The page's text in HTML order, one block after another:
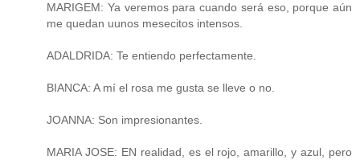
MARIGEM: Ya veremos para cuando será eso, porque aún
me quedan uunos mesecitos intensos.
ADALDRIDA: Te entiendo perfectamente.
BIANCA: A mí el rosa me gusta se lleve o no.
JOANNA: Son impresionantes.
MARIA JOSE: EN realidad, es el rojo, amarillo, y azul, pero